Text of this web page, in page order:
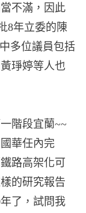
不滿，因此
8年立委的陳
多位議員包括
琤婷等人也
階段宜蘭~~
華任內完
路高架化可
的研究報告
了，試問我